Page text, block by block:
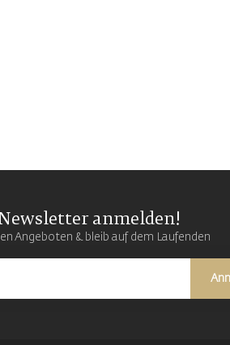
anmelden!
Angeboten & bleib auf dem Laufenden